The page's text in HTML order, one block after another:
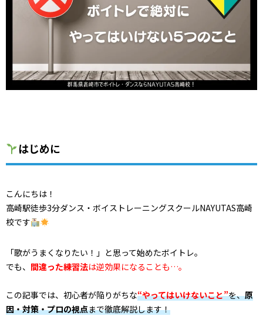
はじめに
こんにちは！
高崎駅徒歩3分ダンス・ボイストレーニングスクールNAYUTAS高崎
校です
「歌がうまくなりたい！」と思って始めたボイトレ。
でも、 間違った練習法は逆効果になることも…。
この記事では、初心者が陥りがちな“やってはいけないこと”を、原
因・対策・プロの視点まで徹底解説します！